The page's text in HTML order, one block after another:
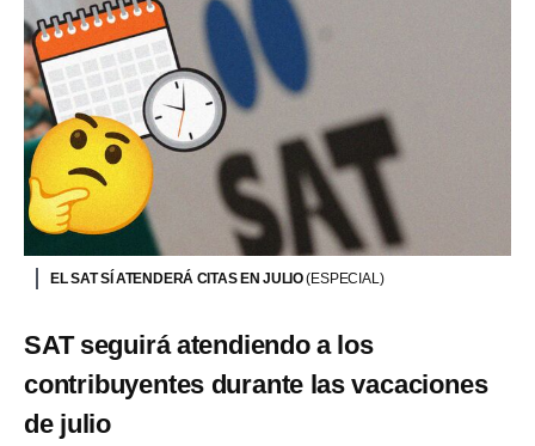
EL SAT SÍ ATENDERÁ CITAS EN JULIO(ESPECIAL)
SAT seguirá atendiendo a los
contribuyentes durante las vacaciones
de julio